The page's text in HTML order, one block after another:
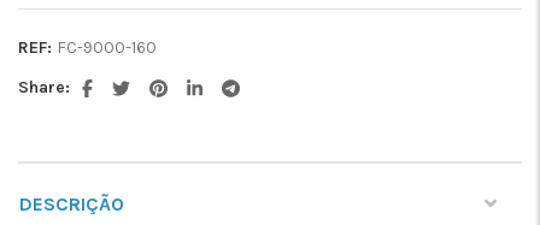
REF: FC-9000-160
Share:
DESCRIÇÃO